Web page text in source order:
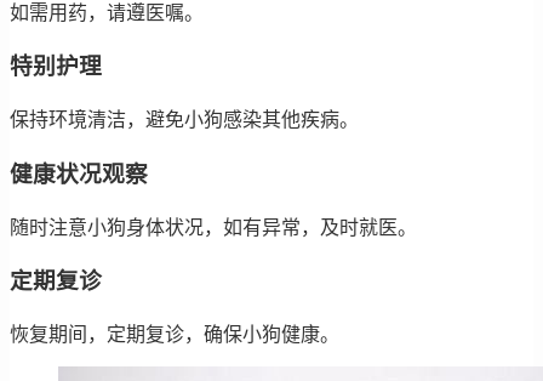
如需用药，请遵医嘱。
特别护理
保持环境清洁，避免小狗感染其他疾病。
健康状况观察
随时注意小狗身体状况，如有异常，及时就医。
定期复诊
恢复期间，定期复诊，确保小狗健康。